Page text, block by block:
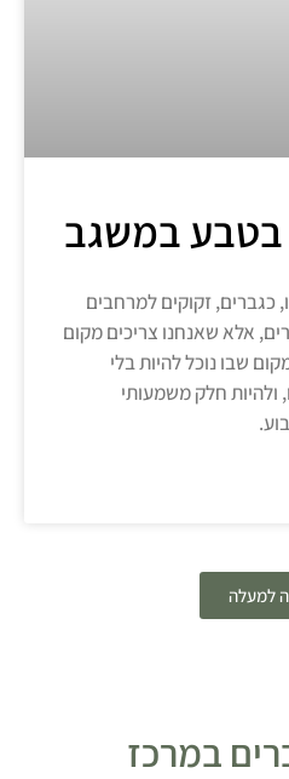
בטבע במשגב
כגברים, זקוקים למרחבים
אלא שאנחנו צריכים מקום
שבו נוכל להיות בלי
ולהיות חלק משמעותי
למעלה
במרכז